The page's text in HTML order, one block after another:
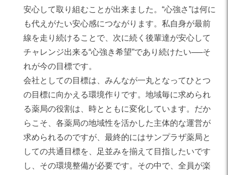
安心して取り組むことが出来ました。“心強さ”は何に
も代えがたい安心感につながります。私自身が最前
線を走り続けることで、次に続く後輩達が安心して
チャレンジ出来る“心強き希望”であり続けたい──そ
れが今の目標です。
会社としての目標は、みんなが一丸となってひとつ
の目標に向かえる環境作りです。地域毎に求められ
る薬局の役割は、時とともに変化しています。だか
らこそ、各薬局の地域性を活かした主体的な運営が
求められるのですが、最終的にはサンプラザ薬局と
しての共通目標を、足並みを揃えて目指したいです
し、その環境整備が必要です。その中で、全員が楽